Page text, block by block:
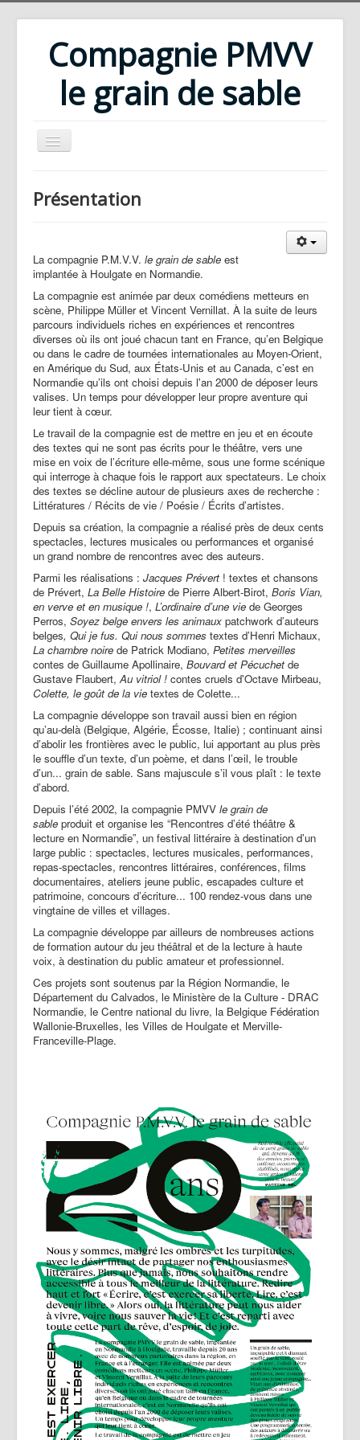
Compagnie PMVV
le grain de sable
Compagnie
Rencontres d'été
Bibliothèque
Téléchargements
Partenaires | Liens
Presse | Archives
Contact
Présentation
La compagnie P.M.V.V. le grain de sable est
implantée à Houlgate en Normandie.
La compagnie est animée par deux comédiens metteurs en
scène, Philippe Müller et Vincent Vernillat. À la suite de leurs
parcours individuels riches en expériences et rencontres
diverses où ils ont joué chacun tant en France, qu’en Belgique
ou dans le cadre de tournées internationales au Moyen-Orient,
en Amérique du Sud, aux États-Unis et au Canada, c’est en
Normandie qu’ils ont choisi depuis l'an 2000 de déposer leurs
valises. Un temps pour développer leur propre aventure qui
leur tient à cœur.
Le travail de la compagnie est de mettre en jeu et en écoute
des textes qui ne sont pas écrits pour le théâtre, vers une
mise en voix de l’écriture elle-même, sous une forme scénique
qui interroge à chaque fois le rapport aux spectateurs. Le choix
des textes se décline autour de plusieurs axes de recherche :
Littératures / Récits de vie / Poésie / Écrits d’artistes.
Depuis sa création, la compagnie a réalisé près de deux cents
spectacles, lectures musicales ou performances et organisé
un grand nombre de rencontres avec des auteurs.
Parmi les réalisations : Jacques Prévert ! textes et chansons
de Prévert, La Belle Histoire de Pierre Albert-Birot, Boris Vian,
en verve et en musique !, L’ordinaire d’une vie de Georges
Perros, Soyez belge envers les animaux patchwork d’auteurs
belges, Qui je fus. Qui nous sommes textes d’Henri Michaux,
La chambre noire de Patrick Modiano, Petites merveilles
contes de Guillaume Apollinaire, Bouvard et Pécuchet de
Gustave Flaubert,Au vitriol ! contes cruels d'Octave Mirbeau,
Colette, le goût de la vie textes de Colette...
La compagnie développe son travail aussi bien en région
qu’au-delà (Belgique, Algérie, Écosse, Italie) ; continuant ainsi
d’abolir les frontières avec le public, lui apportant au plus près
le souffle d’un texte, d’un poème, et dans l’œil, le trouble
d’un... grain de sable. Sans majuscule s’il vous plaît : le texte
d’abord.
Depuis l’été 2002, la compagnie PMVV le grain de
sable produit et organise les “Rencontres d’été théâtre &
lecture en Normandie”, un festival littéraire à destination d’un
large public : spectacles, lectures musicales, performances,
repas-spectacles, rencontres littéraires, conférences, films
documentaires, ateliers jeune public, escapades culture et
patrimoine, concours d’écriture... 100 rendez-vous dans une
vingtaine de villes et villages.
La compagnie développe par ailleurs de nombreuses actions
de formation autour du jeu théâtral et de la lecture à haute
voix, à destination du public amateur et professionnel.
Ces projets sont soutenus par la Région Normandie, le
Département du Calvados, le Ministère de la Culture - DRAC
Normandie, le Centre national du livre, la Belgique Fédération
Wallonie-Bruxelles, les Villes de Houlgate et Merville-
Franceville-Plage.